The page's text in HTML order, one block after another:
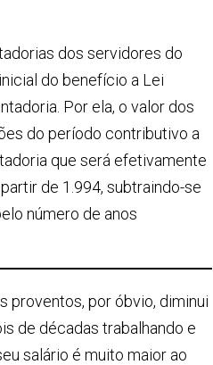
dos servidores do
do benefício a Lei
Por ela, o valor dos
do período contributivo a
que será efetivamente
de 1.994, subtraindo-se
número de anos
proventos, por óbvio, diminui
de décadas trabalhando e
salário é muito maior ao